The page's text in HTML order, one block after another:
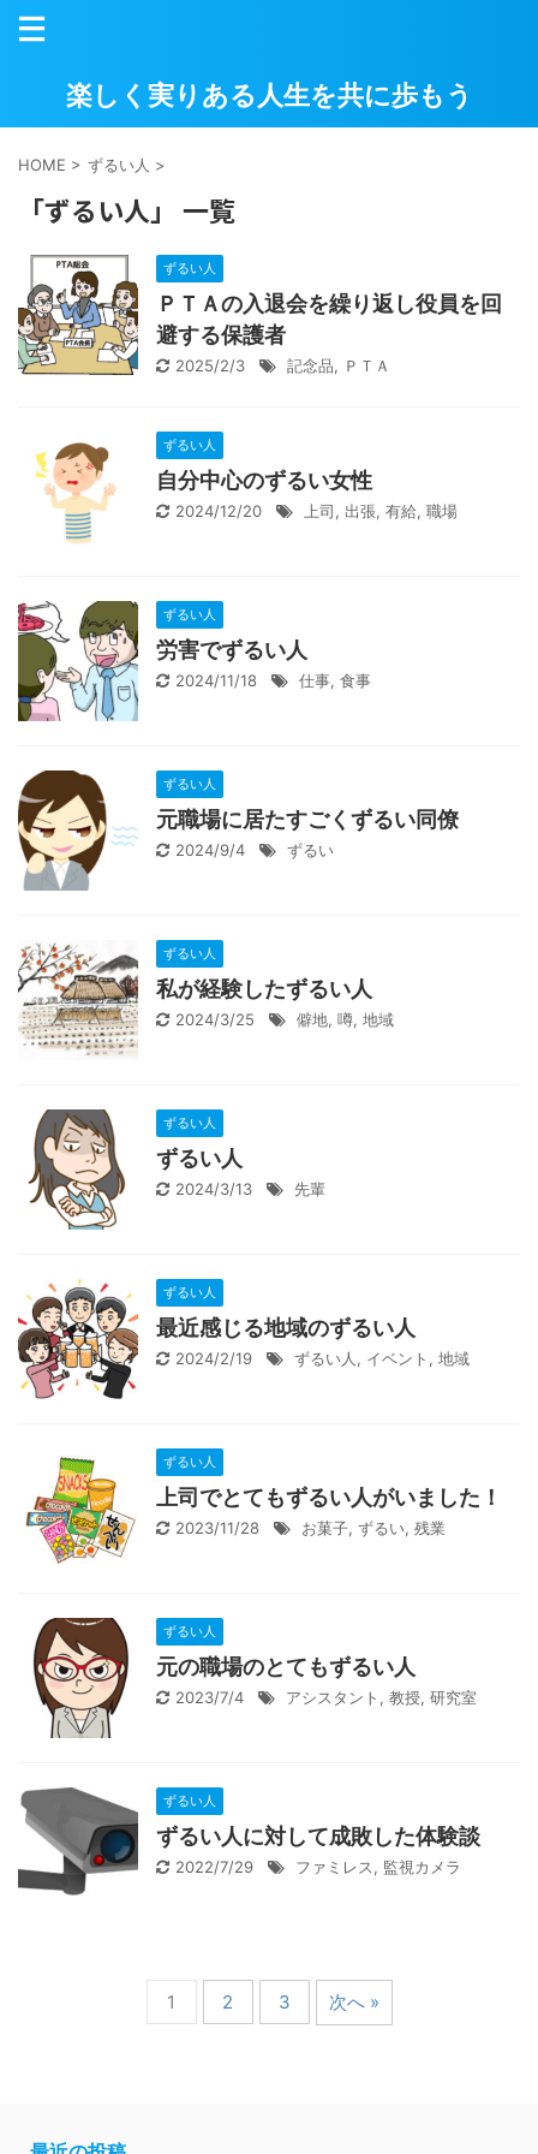
楽しく実りある人生を共に歩もう
HOME > ずるい人 >
「ずるい人」 一覧
ずるい人
ＰＴＡの入退会を繰り返し役員を回
避する保護者
2025/2/3 記念品, ＰＴＡ
ずるい人
自分中心のずるい女性
2024/12/20 上司, 出張, 有給, 職場
ずるい人
労害でずるい人
2024/11/18 仕事, 食事
ずるい人
元職場に居たすごくずるい同僚
2024/9/4 ずるい
ずるい人
私が経験したずるい人
2024/3/25 僻地, 噂, 地域
ずるい人
ずるい人
2024/3/13 先輩
ずるい人
最近感じる地域のずるい人
2024/2/19 ずるい人 , イベント , 地域
ずるい人
上司でとてもずるい人がいました！
2023/11/28 お菓子, ずるい, 残業
ずるい人
元の職場のとてもずるい人
2023/7/4 アシスタント , 教授, 研究室
ずるい人
ずるい人に対して成敗した体験談
2022/7/29 ファミレス, 監視カメラ
1 2 3 次へ »